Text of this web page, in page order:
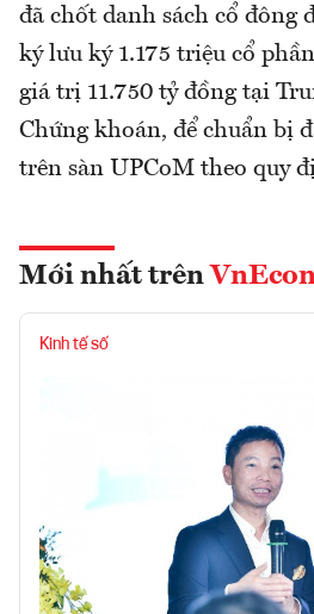
đã chốt danh sách cổ đông
ký lưu ký 1.175 triệu cổ
giá trị 11.750 tỷ đồng tại
Chứng khoán, để chuẩn bị
trên sàn UPCoM theo quy
Mới nhất trên
Kinh tế số